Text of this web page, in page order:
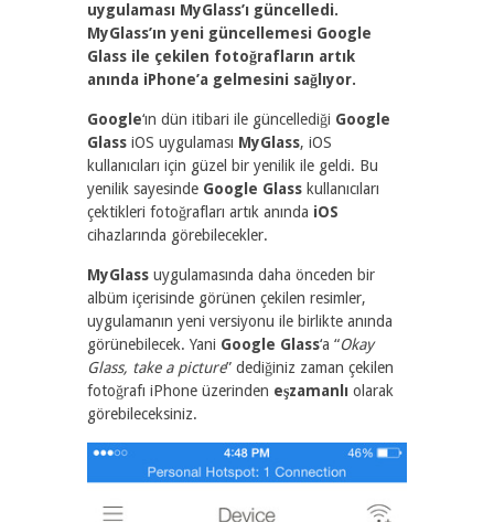
uygulaması MyGlass’ı güncelledi.
MyGlass’ın yeni güncellemesi Google
Glass ile çekilen fotoğrafların artık
anında iPhone’a gelmesini sağlıyor.
Google‘ın dün itibari ile güncellediği Google
Glass iOS uygulaması MyGlass, iOS
kullanıcıları için güzel bir yenilik ile geldi. Bu
yenilik sayesinde Google Glass kullanıcıları
çektikleri fotoğrafları artık anında iOS
cihazlarında görebilecekler.
MyGlass uygulamasında daha önceden bir
albüm içerisinde görünen çekilen resimler,
uygulamanın yeni versiyonu ile birlikte anında
görünebilecek. Yani Google Glass‘a “Okay
Glass, take a picture” dediğiniz zaman çekilen
fotoğrafı iPhone üzerinden eşzamanlı olarak
görebileceksiniz.